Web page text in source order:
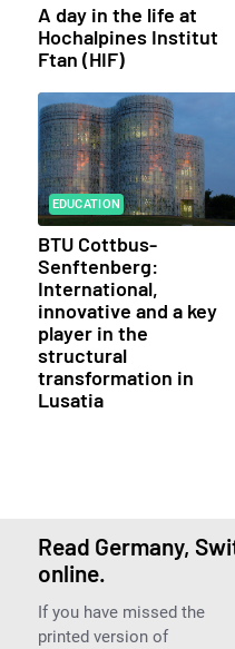
A day in the life at
Hochalpines Institut
Ftan (HIF)
EDUCATION
BTU Cottbus-
Senftenberg:
International,
innovative and a key
player in the
structural
transformation in
Lusatia
Read Germany,
online.
If you have missed the
printed version of